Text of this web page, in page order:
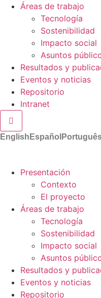
Áreas de trabajo
Tecnología
Sostenibilidad
Impacto social
Asuntos
Resultados y
Eventos y noticias
Repositorio
Intranet
Menú conmutador
English Español
Presentación
Contexto
El proyecto
Áreas de trabajo
Tecnología
Sostenibilidad
Impacto social
Asuntos
Resultados y
Eventos y noticias
Repositorio